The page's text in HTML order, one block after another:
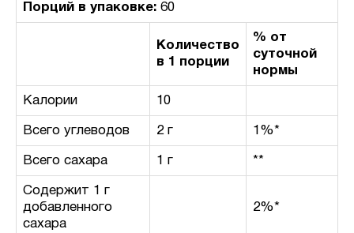
Порций в упаковке: 60
Количество
в 1 порции
% от
суточной
нормы
Калории 10
Всего углеводов 2 г 1%*
Всего сахара 1 г **
Содержит 1 г
добавленного
сахара
2%*